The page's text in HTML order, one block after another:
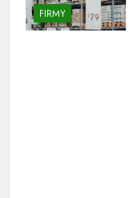
FIRMY